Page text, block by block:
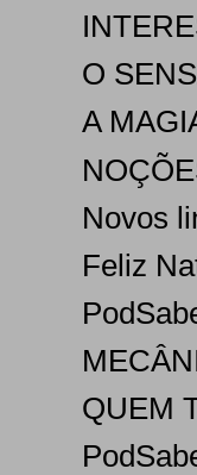
O
A
Novos
Feliz
QUEM